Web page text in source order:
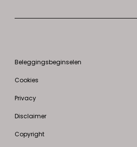
Beleggingsbeginselen
Cookies
Privacy
Disclaimer
Copyright